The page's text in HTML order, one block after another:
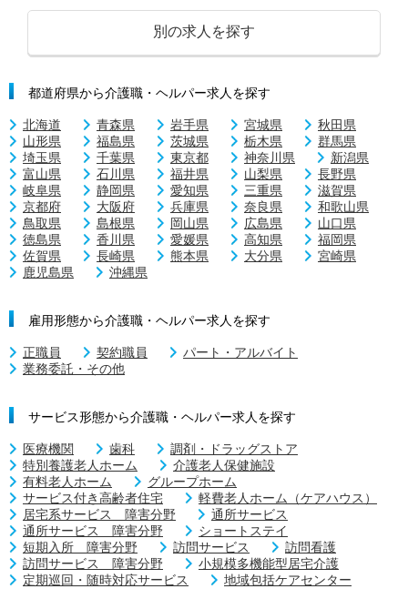
別の求人を探す
都道府県から介護職・ヘルパー求人を探す
北海道 青森県 岩手県 宮城県
秋田県
山形県
福島県 茨城県 栃木県
群馬県
埼玉県
千葉県 東京都 神奈川県
新潟県
富山県
石川県 福井県 山梨県
長野県
岐阜県
静岡県 愛知県 三重県
滋賀県
京都府
大阪府 兵庫県 奈良県
和歌山県
鳥取県
島根県 岡山県 広島県
山口県
徳島県
香川県 愛媛県 高知県
福岡県
佐賀県
長崎県 熊本県 大分県
宮崎県
鹿児島県
沖縄県
雇用形態から介護職・ヘルパー求人を探す
正職員 契約職員
パート・アルバイト
業務委託・その他
サービス形態から介護職・ヘルパー求人を探す
医療機関 歯科
調剤・ドラッグストア
特別養護老人ホーム
介護老人保健施設
有料老人ホーム
グループホーム
サービス付き高齢者住宅
軽費老人ホーム（ケアハウス）
居宅系サービス 障害分野
通所サービス
通所サービス 障害分野
ショートステイ
短期入所 障害分野
訪問サービス
訪問看護
訪問サービス 障害分野
小規模多機能型居宅介護
定期巡回・随時対応サービス
地域包括ケアセンター